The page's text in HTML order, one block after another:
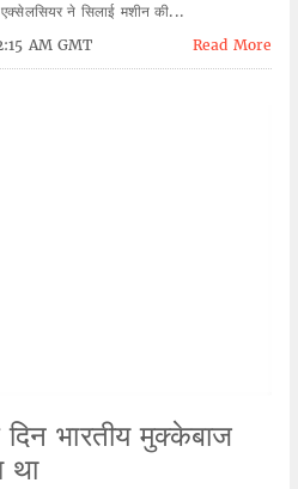
ने सिलाई मशीन की...
AM GMT Read More
भारतीय मुक्केबाज
था